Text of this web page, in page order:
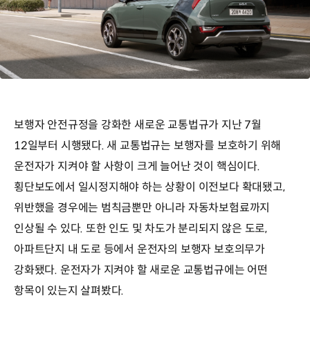
보행자 안전규정을 강화한 새로운 교통법규가 지난 7월
12일부터 시행됐다. 새 교통법규는 보행자를 보호하기 위해
운전자가 지켜야 할 사항이 크게 늘어난 것이 핵심이다.
횡단보도에서 일시정지해야 하는 상황이 이전보다 확대됐고,
위반했을 경우에는 범칙금뿐만 아니라 자동차보험료까지
인상될 수 있다. 또한 인도 및 차도가 분리되지 않은 도로,
아파트단지 내 도로 등에서 운전자의 보행자 보호의무가
강화됐다. 운전자가 지켜야 할 새로운 교통법규에는 어떤
항목이 있는지 살펴봤다.